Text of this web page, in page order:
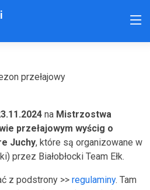
przełajowy
na Mistrzostwa
przełajowym wyścig o
Juchy, które są organizowane w
przez Białobłocki Team Ełk.
z podstrony >> regulaminy. Tam